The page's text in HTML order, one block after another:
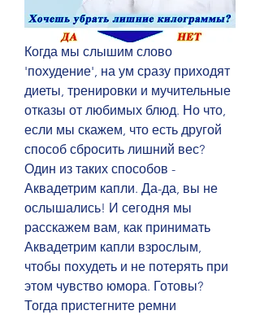
Когда мы слышим слово
'похудение', на ум сразу приходят
диеты, тренировки и мучительные
отказы от любимых блюд. Но что,
если мы скажем, что есть другой
способ сбросить лишний вес?
Один из таких способов -
Аквадетрим капли. Да-да, вы не
ослышались! И сегодня мы
расскажем вам, как принимать
Аквадетрим капли взрослым,
чтобы похудеть и не потерять при
этом чувство юмора. Готовы?
Тогда пристегните ремни